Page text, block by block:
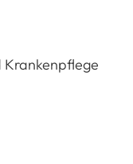
Krankenpflege